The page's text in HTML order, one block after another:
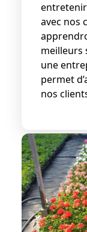
avec nos
meilleurs
une
permet
nos